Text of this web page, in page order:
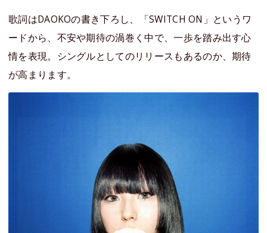
歌詞はDAOKOの書き下ろし、「SWITCH ON」というワ
ードから、不安や期待の渦巻く中で、一歩を踏み出す心
情を表現。シングルとしてのリリースもあるのか、期待
が高まります。